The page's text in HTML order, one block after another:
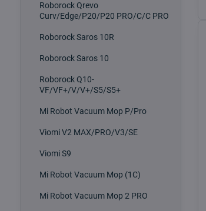
Roborock Qrevo
Curv/Edge/P20/P20 PRO/C/C PRO
Roborock Saros 10R
Roborock Saros 10
Roborock Q10-
VF/VF+/V/V+/S5/S5+
Mi Robot Vacuum Mop P/Pro
Viomi V2 MAX/PRO/V3/SE
Viomi S9
Mi Robot Vacuum Mop (1C)
Mi Robot Vacuum Mop 2 PRO